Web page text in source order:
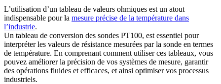
L’utilisation d’un tableau de valeurs ohmiques est un atout
indispensable pour la mesure précise de la température dans
l’industrie.
Un tableau de conversion des sondes PT100, est essentiel pour
interpréter les valeurs de résistance mesurées par la sonde en termes
de température. En comprenant comment utiliser ces tableaux, vous
pouvez améliorer la précision de vos systèmes de mesure, garantir
des opérations fluides et efficaces, et ainsi optimiser vos processus
industriels.